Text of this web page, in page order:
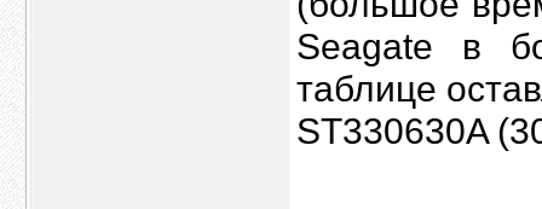
Seagate в
таблице
ST330630A